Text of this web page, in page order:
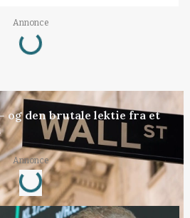
Annonce
Loading...
og den brutale lektie fra et
Annonce
Loading...